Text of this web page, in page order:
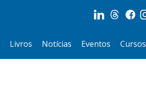
Livros Notícias Eventos Cursos